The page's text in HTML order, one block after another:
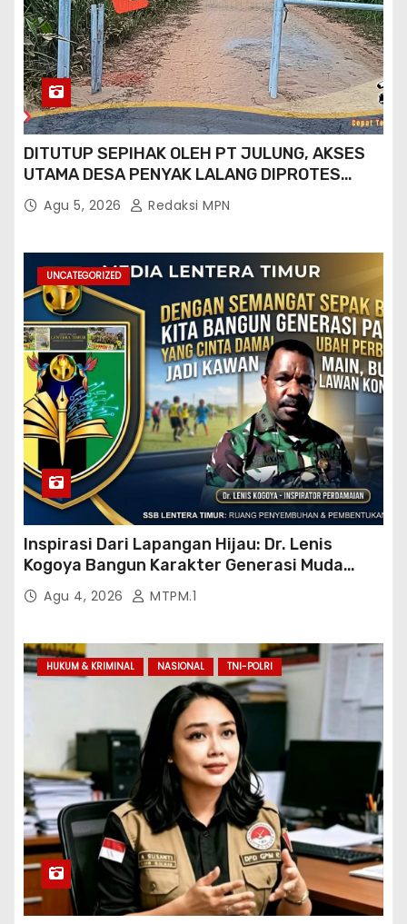
DITUTUP SEPIHAK OLEH PT JULUNG, AKSES
UTAMA DESA PENYAK LALANG DIPROTES
KADES DAN GPN 08
Agu 5, 2026 Redaksi MPN
UNCATEGORIZED
Inspirasi Dari Lapangan Hijau: Dr. Lenis
Kogoya Bangun Karakter Generasi Muda
PapuaAgu 4, 2026 MTPM.1
HUKUM & KRIMINAL NASIONAL TNI-POLRI